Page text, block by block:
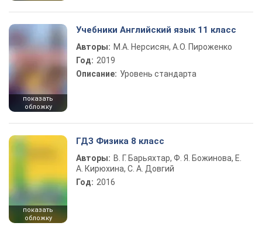
показать
обложку
Учебники Английский язык 11 класс
Авторы: М.А. Нерсисян, А.О. Пироженко
Год: 2019
Описание: Уровень стандарта
показать
обложку
ГДЗ Физика 8 класс
Авторы: В. Г. Барьяхтар, Ф. Я. Божинова, Е.
А. Кирюхина, С. А. Довгий
Год: 2016